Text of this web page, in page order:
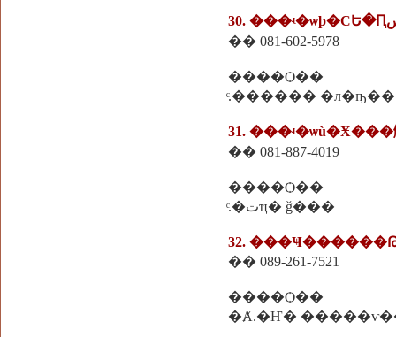
�� 081-602-5978
����Ѻ��
ͨ.������ �л�ҧ��
31.
�� 081-887-4019
����Ѻ��
ͨ.�تҵ� ǧ���
32.
�� 089-261-7521
����Ѻ��
�Ⱥ.�Ҥ�